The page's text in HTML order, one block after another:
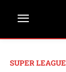
SUPER LEAGUE